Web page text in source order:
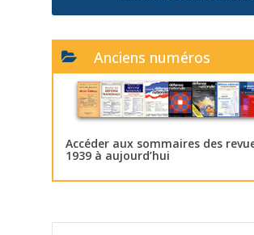
Anciens numéros
Accéder aux sommaires des
1939 à aujourd’hui